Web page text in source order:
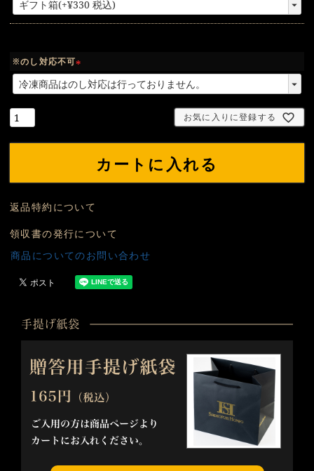
必
須
※のし対応不可
(
必
お気に入りに登録する
カートに入れる
返品特約について
領収書の発行について
商品についてのお問い合わせ